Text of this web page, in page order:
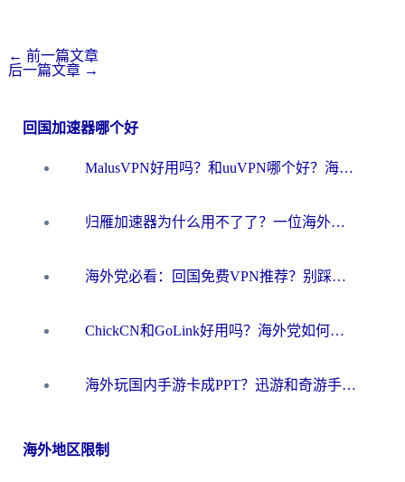
← 前一篇文章
后一篇文章 →
回国加速器哪个好
MalusVPN好用吗？和uuVPN哪个好？海外党无缝访问国内资源的真实对比与选择指南
归雁加速器为什么用不了了？一位海外游子的真实困惑与技术解答
海外党必看：回国免费VPN推荐？别踩坑！教你选对加速器无缝刷国内资源
ChickCN和GoLink好用吗？海外党如何选对回国加速器
海外玩国内手游卡成PPT？迅游和奇游手游哪个好？一篇讲透回国加速器怎么选
海外地区限制